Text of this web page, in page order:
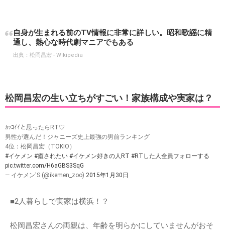
自身が生まれる前のTV情報に非常に詳しい。昭和歌謡に精
通し、熱心な時代劇マニアでもある
出典： 松岡昌宏 - Wikipedia
松岡昌宏の生い立ちがすごい！家族構成や実家は？
ｶｯｺｲｲと思ったらRT♡
男性が選んだ！ジャニーズ史上最強の男前ランキング
4位：松岡昌宏（TOKIO）
#イケメン #癒されたい #イケメン好きの人RT #RTした人全員フォローする
pic.twitter.com/H6aGBS3SqG
— イケメン'S (@ikemen_zoo) 2015年1月30日
■2人暮らしで実家は横浜！？
松岡昌宏さんの両親は、年齢を明らかにしていませんがおそ